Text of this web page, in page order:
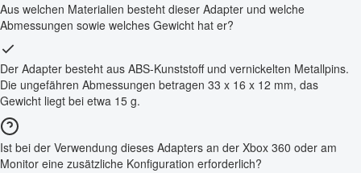
Aus welchen Materialien besteht dieser Adapter und welche
Abmessungen sowie welches Gewicht hat er?
Der Adapter besteht aus ABS-Kunststoff und vernickelten Metallpins.
Die ungefähren Abmessungen betragen 33 x 16 x 12 mm, das
Gewicht liegt bei etwa 15 g.
Ist bei der Verwendung dieses Adapters an der Xbox 360 oder am
Monitor eine zusätzliche Konfiguration erforderlich?